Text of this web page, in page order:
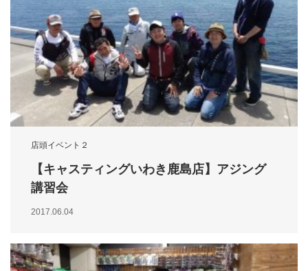
店頭イベント２
【キャスティングいわき鹿島店】アジング
講習会
2017.06.04